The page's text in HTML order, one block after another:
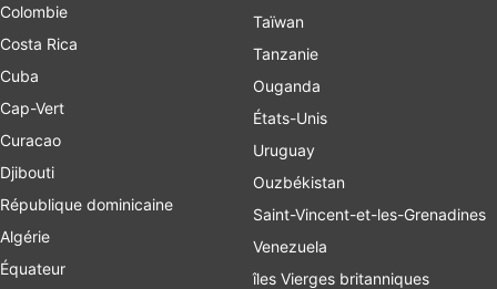
Colombie
Costa Rica
Cuba
Cap-Vert
Curacao
Djibouti
République dominicaine
Algérie
Équateur
Taïwan
Tanzanie
Ouganda
États-Unis
Uruguay
Ouzbékistan
Saint-Vincent-et-les-Grenadines
Venezuela
îles Vierges britanniques